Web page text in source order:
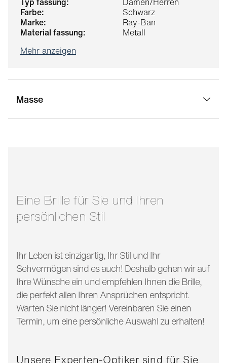
farbe:
Schwarz
marke:
Ray-Ban
material fassung:
Metall
Mehr anzeigen
Masse
Eine Brille für Sie und Ihren
persönlichen Stil
Ihr Leben ist einzigartig, Ihr Stil und Ihr
Sehvermögen sind es auch! Deshalb gehen wir auf
Ihre Wünsche ein und empfehlen Ihnen die Brille,
die perfekt allen Ihren Ansprüchen entspricht.
Warten Sie nicht länger! Vereinbaren Sie einen
Termin, um eine persönliche Auswahl zu erhalten!
Unsere Experten-Optiker sind für Sie